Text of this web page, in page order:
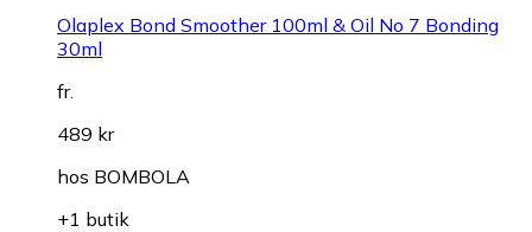
Olaplex Bond Smoother 100ml & Oil No 7 Bonding
30ml
fr.
489 kr
hos BOMBOLA
+1 butik